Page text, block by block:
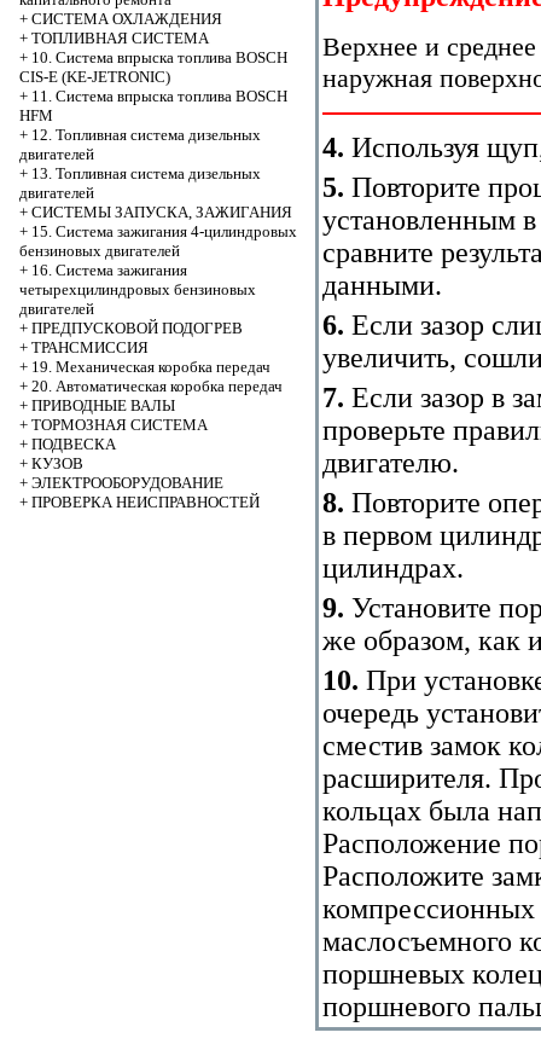
+ СИСТЕМА ОХЛАЖДЕНИЯ
+ ТОПЛИВНАЯ СИСТЕМА
+ 10. Система впрыска топлива BOSCH
CIS-E (KE-JETRONIC)
+ 11. Система впрыска топлива BOSCH
HFM
+ 12. Топливная система дизельных
двигателей
+ 13. Топливная система дизельных
двигателей
+ СИСТЕМЫ ЗАПУСКА, ЗАЖИГАНИЯ
+ 15. Система зажигания 4-цилиндровых
бензиновых двигателей
+ 16. Система зажигания
четырехцилиндровых бензиновых
двигателей
+ ПРЕДПУСКОВОЙ ПОДОГРЕВ
+ ТРАНСМИССИЯ
+ 19. Механическая коробка передач
+ 20. Автоматическая коробка передач
+ ПРИВОДНЫЕ ВАЛЫ
+ ТОРМОЗНАЯ СИСТЕМА
+ ПОДВЕСКА
+ КУЗОВ
+ ЭЛЕКТРООБОРУДОВАНИЕ
+ ПРОВЕРКА НЕИСПРАВНОСТЕЙ
Верхнее и
наружная
4. Используя
5. Повторите
установленным
сравните
данными.
6. Если зазор
увеличить,
7. Если зазор в
проверьте
двигателю.
8. Повторите
в первом
цилиндрах.
9. Установите
же образом, как
10. При
очередь
сместив замок
расширителя.
кольцах была
Расположение
Расположите
компрессионных
маслосъемного
поршневых
поршневого